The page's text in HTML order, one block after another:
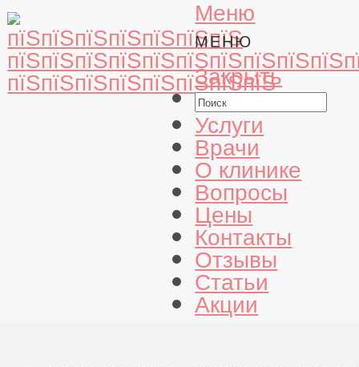
Меню
МЕНЮ
Закрыть
Услуги
Врачи
О клинике
Вопросы
Цены
Контакты
Отзывы
Статьи
Акции